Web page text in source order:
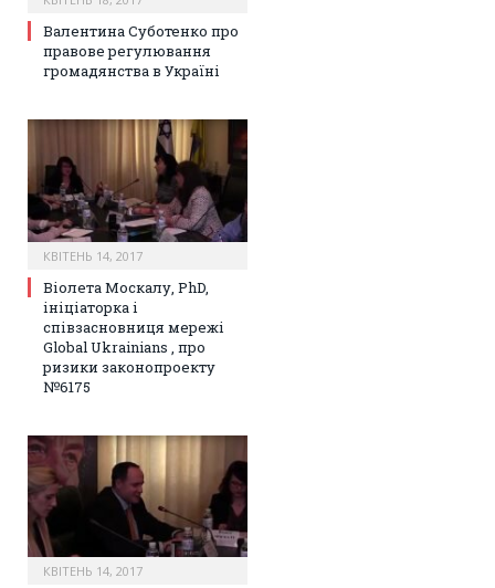
Валентина Суботенко про
правове регулювання
громадянства в Україні
КВІТЕНЬ 14, 2017
Віолета Москалу, PhD,
ініціаторка і
співзасновниця мережі
Global Ukrainians , про
ризики законопроекту
№6175
КВІТЕНЬ 14, 2017